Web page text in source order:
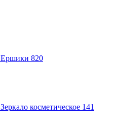
Ершики 820
Зеркало косметическое 141